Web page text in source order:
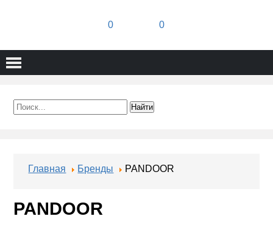
0 0
Главная Бренды PANDOOR
PANDOOR